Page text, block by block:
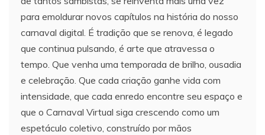
para emoldurar novos capítulos na história do nosso
carnaval digital. É tradição que se renova, é legado
que continua pulsando, é arte que atravessa o
tempo. Que venha uma temporada de brilho, ousadia
e celebração. Que cada criação ganhe vida com
intensidade, que cada enredo encontre seu espaço e
que o Carnaval Virtual siga crescendo como um
espetáculo coletivo, construído por mãos